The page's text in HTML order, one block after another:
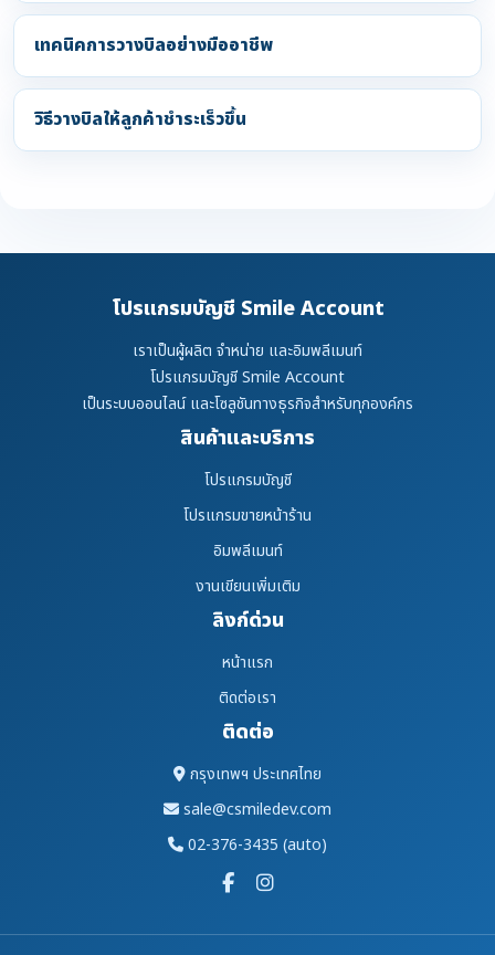
เทคนิคการวางบิลอย่างมืออาชีพ
วิธีวางบิลให้ลูกค้าชำระเร็วขึ้น
โปรแกรมบัญชี Smile Account
เราเป็นผู้ผลิต จำหน่าย และอิมพลีเมนท์
โปรแกรมบัญชี Smile Account
เป็นระบบออนไลน์ และโซลูชันทางธุรกิจสำหรับทุกองค์กร
สินค้าและบริการ
โปรแกรมบัญชี
โปรแกรมขายหน้าร้าน
อิมพลีเมนท์
งานเขียนเพิ่มเติม
ลิงก์ด่วน
หน้าแรก
ติดต่อเรา
ติดต่อ
กรุงเทพฯ ประเทศไทย
sale@csmiledev.com
02-376-3435 (auto)